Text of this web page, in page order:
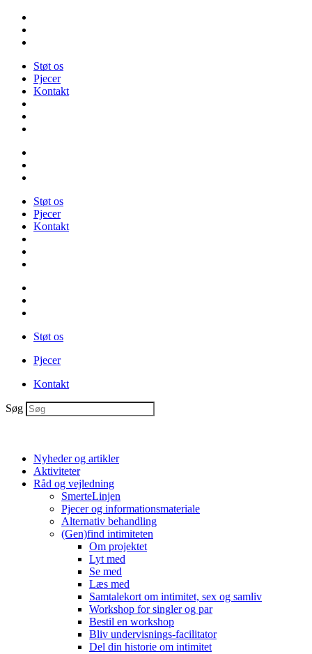
Videre
indhold
Støt os
Pjecer
Kontakt
Støt os
Pjecer
Kontakt
Støt os
Pjecer
Kontakt
Søg
Nyheder og artikler
Aktiviteter
Råd og vejledning
SmerteLinjen
Pjecer og informationsmateriale
Alternativ behandling
(Gen)find intimiteten
Om projektet
Lyt med
Se med
Læs med
Samtalekort om intimitet, sex og samliv
Workshop for singler og par
Bestil en workshop
Bliv undervisnings-facilitator
Del din historie om intimitet